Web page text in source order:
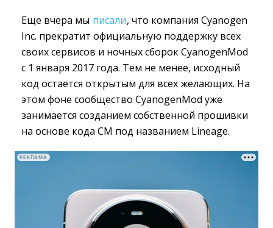
Еще вчера мы писали, что компания Cyanogen
Inc. прекратит официальную поддержку всех
своих сервисов и ночных сборок CyanogenMod
с 1 января 2017 года. Тем не менее, исходный
код остается открытым для всех желающих. На
этом фоне сообщество CyanogenMod уже
занимается созданием собственной прошивки
на основе кода CM под названием Lineage.
РЕКЛАМА